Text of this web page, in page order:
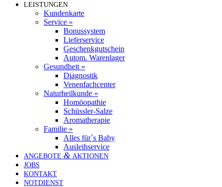
LEIS­TUNGEN
Kun­den­karte
Ser­vice »
Bonus­system
Lie­fer­ser­vice
Geschenk­gut­schein
Autom. Waren­lager
Gesund­heit »
Dia­gnostik
Venen­fach­center
Natur­heil­kunde »
Homöo­pa­thie
Schüssler-Salze
Aro­ma­the­rapie
Familie »
Alles für´s Baby
Aus­leih­ser­vice
ANGE­BOTE & AKTIONEN
JOBS
KON­TAKT
NOT­DIENST